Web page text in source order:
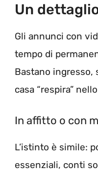
Un
Gli annunci con
tempo di
Bastano ingresso,
casa “respira”
In affitto o con
L’istinto è simile:
essenziali, conti